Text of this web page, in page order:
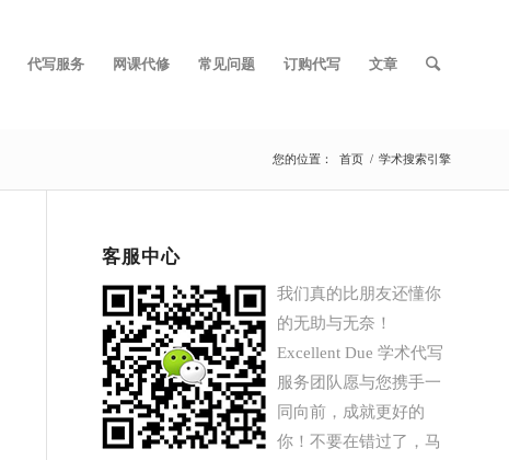
代写服务 网课代修 常见问题 订购代写 文章
您的位置： 首页 / 学术搜索引擎
客服中心
我们真的比朋友还懂你
的无助与无奈！
Excellent Due 学术代写
服务团队愿与您携手一
同向前，成就更好的
你！不要在错过了，马